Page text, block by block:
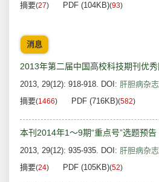
摘要(27) PDF (104KB)(93)
消息
2013年第二届中国高校科技期刊优
2013, 29(12): 918-918. DOI: 肝胆病杂
摘要(1466) PDF (716KB)(582)
本刊2014年1～9期“重点号”选题预告
2013, 29(12): 935-935. DOI: 肝胆病杂
摘要(24) PDF (105KB)(52)